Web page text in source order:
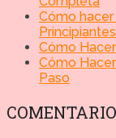
Cómo
Principiantes
Cómo
Cómo
Paso